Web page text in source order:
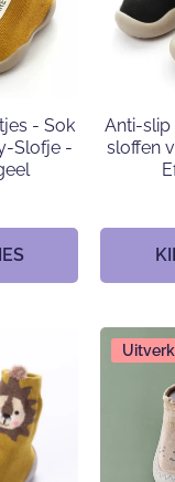
- Sok
Slofje -
Anti-slip
sloffen